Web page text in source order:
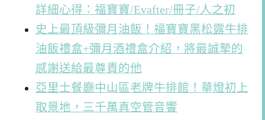
詳細心得：福寶寶/Evafter/冊子/人之初
史上最頂級彌月油飯！福寶寶黑松露牛排
油飯禮盒+彌月酒禮盒介紹，將最誠摯的
感謝送給最尊貴的他
亞里士餐廳中山區老牌牛排館！華燈初上
取景地，三千萬真空管音響